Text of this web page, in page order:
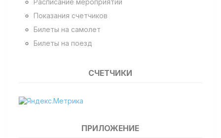
Расписание мероприятий
Показания счетчиков
Билеты на самолет
Билеты на поезд
СЧЕТЧИКИ
ПРИЛОЖЕНИЕ